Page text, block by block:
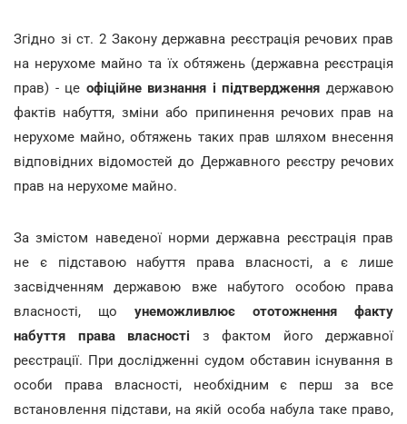
Згідно зі ст. 2 Закону державна реєстрація речових прав
на нерухоме майно та їх обтяжень (державна реєстрація
прав) - це офіційне визнання і підтвердження державою
фактів набуття, зміни або припинення речових прав на
нерухоме майно, обтяжень таких прав шляхом внесення
відповідних відомостей до Державного реєстру речових
прав на нерухоме майно.
За змістом наведеної норми державна реєстрація прав
не є підставою набуття права власності, а є лише
засвідченням державою вже набутого особою права
власності, що унеможливлює ототожнення факту
набуття права власності з фактом його державної
реєстрації. При дослідженні судом обставин існування в
особи права власності, необхідним є перш за все
встановлення підстави, на якій особа набула таке право,